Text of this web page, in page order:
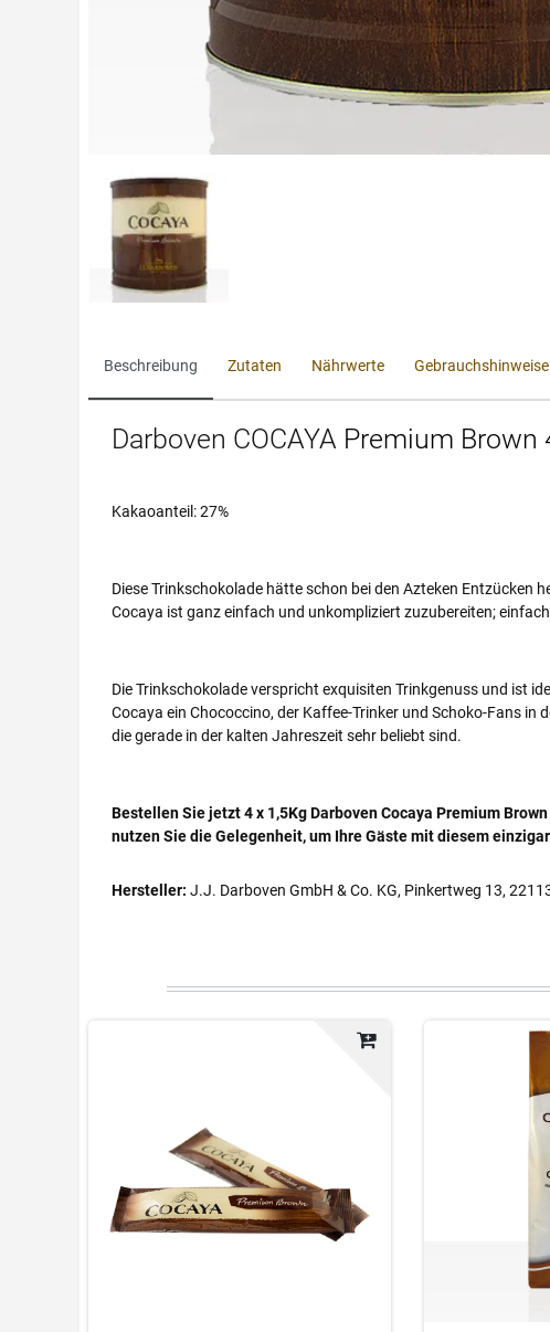
Beschreibung Zutaten Nährwerte Gebrauchshinweise
Darboven COCAYA Premium Brown
Kakaoanteil: 27%
Diese Trinkschokolade hätte schon bei den Azteken Entzücken
Cocaya ist ganz einfach und unkompliziert zuzubereiten;
Die Trinkschokolade verspricht exquisiten Trinkgenuss und ist
Cocaya ein Chococcino, der Kaffee-Trinker und Schoko-Fans
die gerade in der kalten Jahreszeit sehr beliebt sind.
Bestellen Sie jetzt 4 x 1,5Kg Darboven Cocaya Premium
nutzen Sie die Gelegenheit, um Ihre Gäste mit diesem
Hersteller: J.J. Darboven GmbH & Co. KG, Pinkertweg 13,